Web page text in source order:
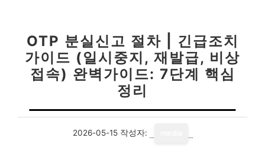
OTP 분실신고 절차 | 긴급조치
가이드 (일시중지, 재발급, 비상
접속) 완벽가이드: 7단계 핵심
정리
2026-05-15 작성자: